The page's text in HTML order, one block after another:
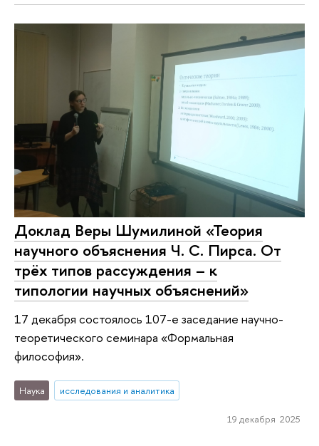
Доклад Веры Шумилиной «Теория
научного объяснения Ч. С. Пирса. От
трёх типов рассуждения – к
типологии научных объяснений»
17 декабря состоялось 107-е заседание научно-
теоретического семинара «Формальная
философия».
Наука исследования и аналитика
19 декабря 2025